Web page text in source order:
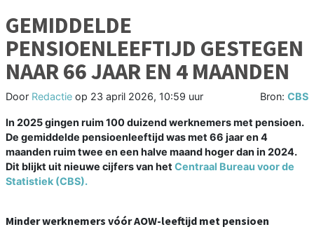
GEMIDDELDE
PENSIOENLEEFTIJD GESTEGEN
NAAR 66 JAAR EN 4 MAANDEN
Door Redactie op 23 april 2026, 10:59 uur Bron: CBS
In 2025 gingen ruim 100 duizend werknemers met pensioen.
De gemiddelde pensioenleeftijd was met 66 jaar en 4
maanden ruim twee en een halve maand hoger dan in 2024.
Dit blijkt uit nieuwe cijfers van het Centraal Bureau voor de
Statistiek (CBS).
Minder werknemers vóór AOW-leeftijd met pensioen